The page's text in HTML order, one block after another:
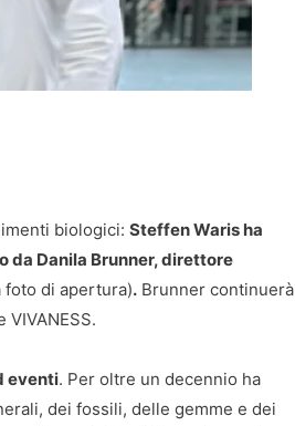
biologici: Steffen Waris ha
da Danila Brunner, direttore
foto di apertura). Brunner continuerà
eventi. Per oltre un decennio ha
dei fossili, delle gemme e dei